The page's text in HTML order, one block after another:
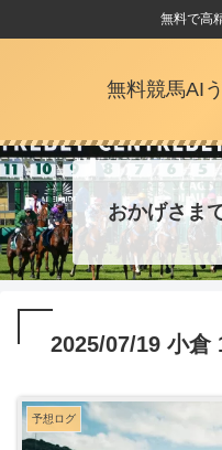
無料で高
無料競馬AI
おかげさま
2025/07/19 小倉
予想ログ